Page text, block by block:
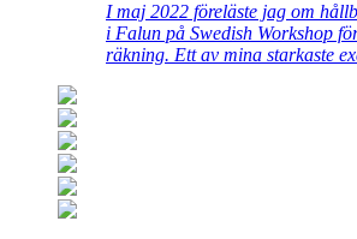
I maj 2022 föreläste jag om
i Falun på Swedish Workshop
räkning. Ett av mina starkaste